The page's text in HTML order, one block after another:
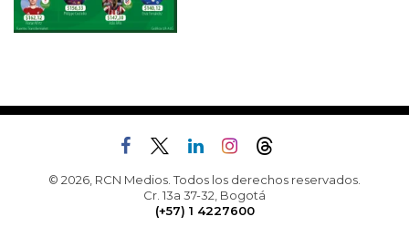
© 2026, RCN Medios. Todos los derechos reservados.
Cr. 13a 37-32, Bogotá
(+57) 1 4227600